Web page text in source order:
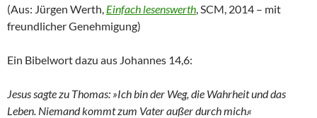
(Aus: Jürgen Werth, Einfach lesenswerth , SCM, 2014 – mit
freundlicher Genehmigung)
Ein Bibelwort dazu aus Johannes 14,6:
Jesus sagte zu Thomas: »Ich bin der Weg, die Wahrheit und das
Leben. Niemand kommt zum Vater außer durch mich.«